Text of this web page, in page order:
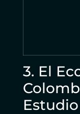
3. El
Estudio